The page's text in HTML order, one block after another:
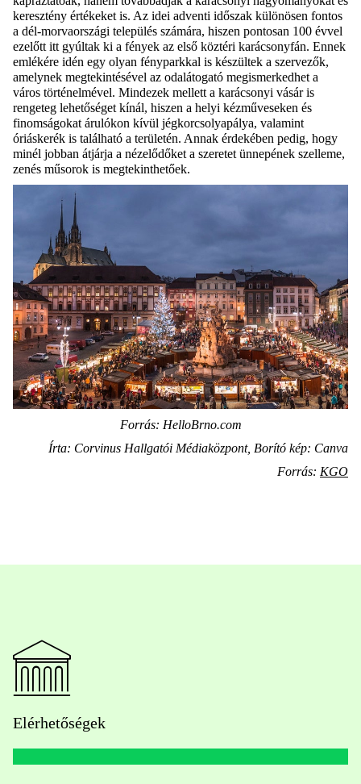
keresztény értékeket is. Az idei adventi időszak különösen fontos
a dél-morvaországi település számára, hiszen pontosan 100 évvel
ezelőtt itt gyúltak ki a fények az első köztéri karácsonyfán. Ennek
emlékére idén egy olyan fényparkkal is készültek a szervezők,
amelynek megtekintésével az odalátogató megismerkedhet a
város történelmével. Mindezek mellett a karácsonyi vásár is
rengeteg lehetőséget kínál, hiszen a helyi kézműveseken és
finomságokat árulókon kívül jégkorcsolyapálya, valamint
óriáskerék is található a területén. Annak érdekében pedig, hogy
minél jobban átjárja a nézelődőket a szeretet ünnepének szelleme,
zenés műsorok is megtekinthetőek.
Forrás: HelloBrno.com
Írta: Corvinus Hallgatói Médiaközpont, Borító kép: Canva
Forrás: KGO
Elérhetőségek